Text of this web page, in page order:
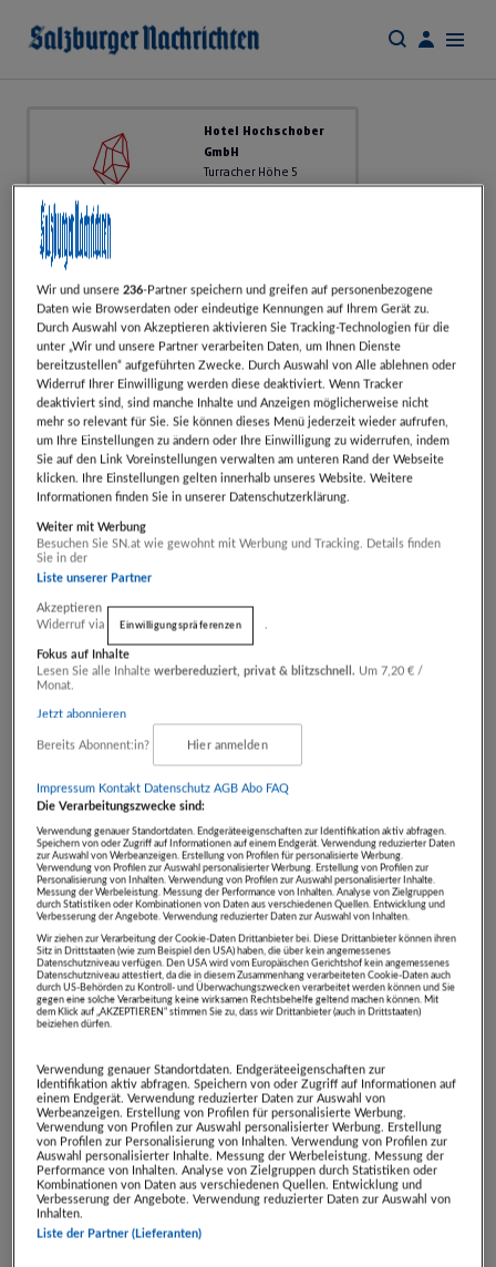
Hotel Hochschober
GmbH
Turracher Höhe 5
Karte
+
−
4 Ergebnisse
Hochschober-
Kennenlern-Gutschein
Hotel Hochschober
GmbH
Artikel beendet
Hochschober-
Urlaubsgutschein
Hotel Hochschober
GmbH
ab nur€ 252,00
Wir und unsere236-Partner speichern und greifen auf personenbezogene
Daten wie Browserdaten oder eindeutige Kennungen auf Ihrem Gerät zu.
Durch Auswahl von Akzeptieren aktivieren Sie Tracking-Technologien für die
unter „Wir und unsere Partner verarbeiten Daten, um Ihnen Dienste
bereitzustellen“ aufgeführten Zwecke. Durch Auswahl von Alle ablehnen oder
Widerruf Ihrer Einwilligung werden diese deaktiviert. Wenn Tracker
deaktiviert sind, sind manche Inhalte und Anzeigen möglicherweise nicht
mehr so relevant für Sie. Sie können dieses Menü jederzeit wieder aufrufen,
um Ihre Einstellungen zu ändern oder Ihre Einwilligung zu widerrufen, indem
Sie auf den Link Voreinstellungen verwalten am unteren Rand der Webseite
klicken. Ihre Einstellungen gelten innerhalb unseres Website. Weitere
Informationen finden Sie in unserer Datenschutzerklärung.
Weiter mit Werbung
Besuchen Sie SN.at wie gewohnt mit Werbung und Tracking. Details finden
Sie in der
Liste unserer Partner
Akzeptieren
Widerruf via
Einwilligungspräferenzen
Fokus auf Inhalte
Lesen Sie alle Inhaltewerbereduziert, privat & blitzschnell. Um 7,20 € /
Monat.
Jetzt abonnieren
Bereits Abonnent:in? Hier anmelden
Impressum Kontakt Datenschutz AGB Abo FAQ
Die Verarbeitungszwecke sind:
Verwendung genauer Standortdaten. Endgeräteeigenschaften zur Identifikation aktiv abfragen.
Speichern von oder Zugriff auf Informationen auf einem Endgerät. Verwendung reduzierter Daten
zur Auswahl von Werbeanzeigen. Erstellung von Profilen für personalisierte Werbung.
Verwendung von Profilen zur Auswahl personalisierter Werbung. Erstellung von Profilen zur
Personalisierung von Inhalten. Verwendung von Profilen zur Auswahl personalisierter Inhalte.
Messung der Werbeleistung. Messung der Performance von Inhalten. Analyse von Zielgruppen
durch Statistiken oder Kombinationen von Daten aus verschiedenen Quellen. Entwicklung und
Verbesserung der Angebote. Verwendung reduzierter Daten zur Auswahl von Inhalten.
Wir ziehen zur Verarbeitung der Cookie-Daten Drittanbieter bei. Diese Drittanbieter können ihren
Sitz in Drittstaaten (wie zum Beispiel den USA) haben, die über kein angemessenes
Datenschutzniveau verfügen. Den USA wird vom Europäischen Gerichtshof kein angemessenes
Datenschutzniveau attestiert, da die in diesem Zusammenhang verarbeiteten Cookie-Daten auch
durch US-Behörden zu Kontroll- und Überwachungszwecken verarbeitet werden können und Sie
gegen eine solche Verarbeitung keine wirksamen Rechtsbehelfe geltend machen können. Mit
dem Klick auf „AKZEPTIEREN“ stimmen Sie zu, dass wir Drittanbieter (auch in Drittstaaten)
beiziehen dürfen.
Verwendung genauer Standortdaten. Endgeräteeigenschaften zur
Identifikation aktiv abfragen. Speichern von oder Zugriff auf Informationen auf
einem Endgerät. Verwendung reduzierter Daten zur Auswahl von
Werbeanzeigen. Erstellung von Profilen für personalisierte Werbung.
Verwendung von Profilen zur Auswahl personalisierter Werbung. Erstellung
von Profilen zur Personalisierung von Inhalten. Verwendung von Profilen zur
Auswahl personalisierter Inhalte. Messung der Werbeleistung. Messung der
Performance von Inhalten. Analyse von Zielgruppen durch Statistiken oder
Kombinationen von Daten aus verschiedenen Quellen. Entwicklung und
Verbesserung der Angebote. Verwendung reduzierter Daten zur Auswahl von
Inhalten.
Liste der Partner (Lieferanten)